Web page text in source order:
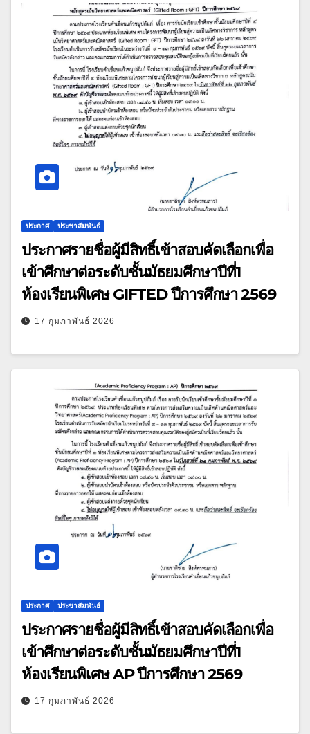
ประกาศ ประชาสัมพันธ์
ประกาศรายชื่อผู้มีสิทธิ์เข้าสอบคัดเลือกเพื่อ
เข้าศึกษาต่อระดับชั้นมัธยมศึกษาปีที่1
ห้องเรียนพิเศษ GIFTED ปีการศึกษา 2569
17 กุมภาพันธ์ 2026
ประกาศ ประชาสัมพันธ์
ประกาศรายชื่อผู้มีสิทธิ์เข้าสอบคัดเลือกเพื่อ
เข้าศึกษาต่อระดับชั้นมัธยมศึกษาปีที่1
ห้องเรียนพิเศษ AP ปีการศึกษา 2569
17 กุมภาพันธ์ 2026